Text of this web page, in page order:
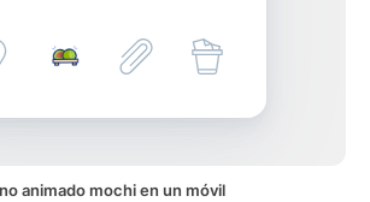
animado mochi en un móvil